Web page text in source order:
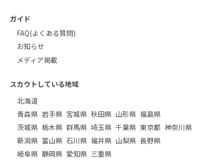
ガイド
FAQ(よくある質問)
お知らせ
メディア掲載
スカウトしている地域
北海道
青森県 岩手県 宮城県 秋田県 山形県 福島県
茨城県 栃木県 群馬県 埼玉県 千葉県 東京都 神奈川県
新潟県 富山県 石川県 福井県 山梨県 長野県
岐阜県 静岡県 愛知県 三重県